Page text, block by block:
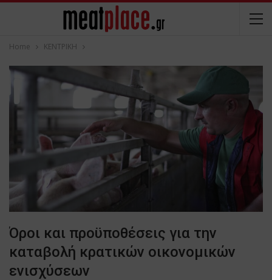
Home ΚΕΝΤΡΙΚΗ
Όροι και προϋποθέσεις για την
καταβολή κρατικών οικονομικών
ενισχύσεων